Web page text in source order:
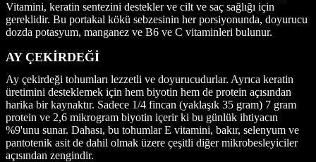
Vitamini, keratin sentezini destekler ve cilt ve saç sağlığı için
gereklidir. Bu portakal kökü sebzesinin her porsiyonunda, doyurucu
dozda potasyum, manganez ve B6 ve C vitaminleri bulunur.
AY ÇEKİRDEĞİ
Ay çekirdeği tohumları lezzetli ve doyurucudurlar. Ayrıca keratin
üretimini desteklemek için hem biyotin hem de protein açısından
harika bir kaynaktır. Sadece 1/4 fincan (yaklaşık 35 gram) 7 gram
protein ve 2,6 mikrogram biyotin içerir ki bu günlük ihtiyacın
%9'unu sunar. Dahası, bu tohumlar E vitamini, bakır, selenyum ve
pantotenik asit de dahil olmak üzere çeşitli diğer mikrobesleyiciler
açısından zengindir.